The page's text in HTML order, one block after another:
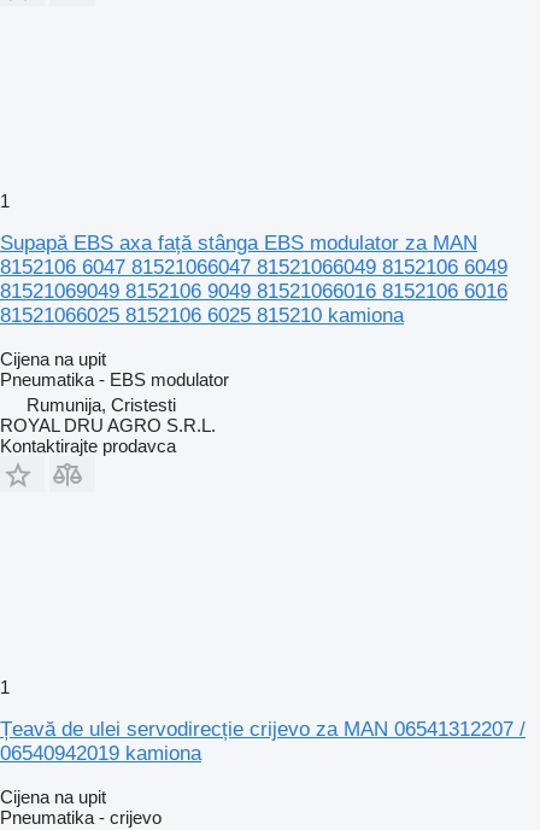
1
Supapă EBS axa față stânga EBS modulator za MAN
8152106 6047 81521066047 81521066049 8152106 6049
81521069049 8152106 9049 81521066016 8152106 6016
81521066025 8152106 6025 815210 kamiona
Cijena na upit
Pneumatika - EBS modulator
Rumunija, Cristesti
ROYAL DRU AGRO S.R.L.
Kontaktirajte prodavca
1
Țeavă de ulei servodirecție crijevo za MAN 06541312207 /
06540942019 kamiona
Cijena na upit
Pneumatika - crijevo